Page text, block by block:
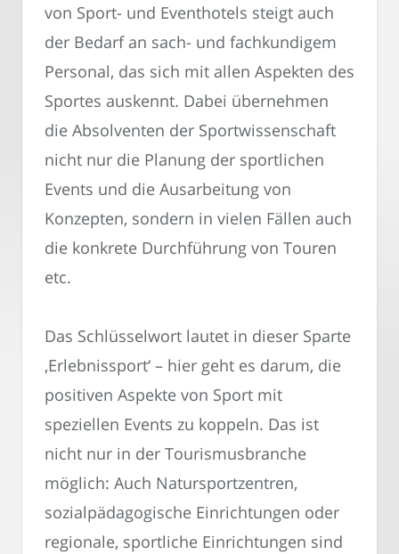
von Sport- und Eventhotels steigt auch
der Bedarf an sach- und fachkundigem
Personal, das sich mit allen Aspekten des
Sportes auskennt. Dabei übernehmen
die Absolventen der Sportwissenschaft
nicht nur die Planung der sportlichen
Events und die Ausarbeitung von
Konzepten, sondern in vielen Fällen auch
die konkrete Durchführung von Touren
etc.
Das Schlüsselwort lautet in dieser Sparte
‚Erlebnissport‘ – hier geht es darum, die
positiven Aspekte von Sport mit
speziellen Events zu koppeln. Das ist
nicht nur in der Tourismusbranche
möglich: Auch Natursportzentren,
sozialpädagogische Einrichtungen oder
regionale, sportliche Einrichtungen sind